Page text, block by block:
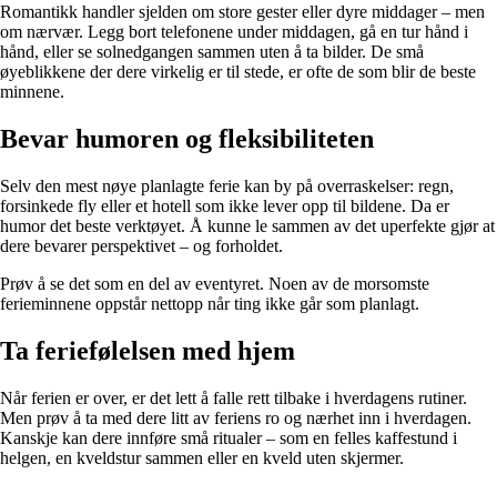
Romantikk handler sjelden om store gester eller dyre middager – men
om nærvær. Legg bort telefonene under middagen, gå en tur hånd i
hånd, eller se solnedgangen sammen uten å ta bilder. De små
øyeblikkene der dere virkelig er til stede, er ofte de som blir de beste
minnene.
Bevar humoren og fleksibiliteten
Selv den mest nøye planlagte ferie kan by på overraskelser: regn,
forsinkede fly eller et hotell som ikke lever opp til bildene. Da er
humor det beste verktøyet. Å kunne le sammen av det uperfekte gjør at
dere bevarer perspektivet – og forholdet.
Prøv å se det som en del av eventyret. Noen av de morsomste
ferieminnene oppstår nettopp når ting ikke går som planlagt.
Ta feriefølelsen med hjem
Når ferien er over, er det lett å falle rett tilbake i hverdagens rutiner.
Men prøv å ta med dere litt av feriens ro og nærhet inn i hverdagen.
Kanskje kan dere innføre små ritualer – som en felles kaffestund i
helgen, en kveldstur sammen eller en kveld uten skjermer.